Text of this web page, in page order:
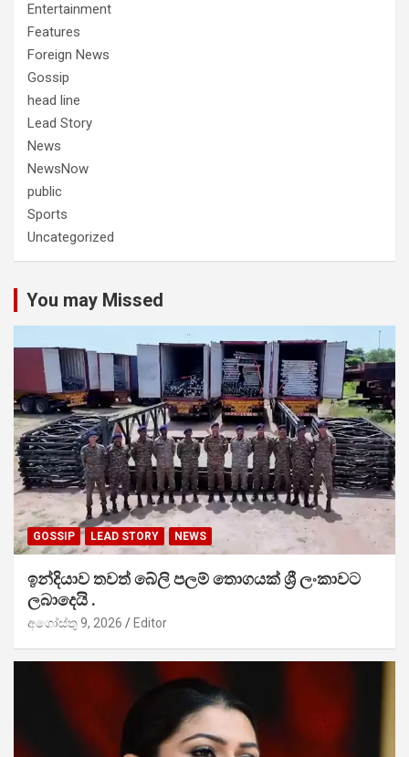
Entertainment
Features
Foreign News
Gossip
head line
Lead Story
News
NewsNow
public
Sports
Uncategorized
You may Missed
GOSSIP LEAD STORY NEWS
ඉන්දියාව තවත් බේලි පලම් තොගයක් ශ්‍රී ලංකාවට
ලබාදෙයි .
අගෝස්තු 9, 2026 Editor